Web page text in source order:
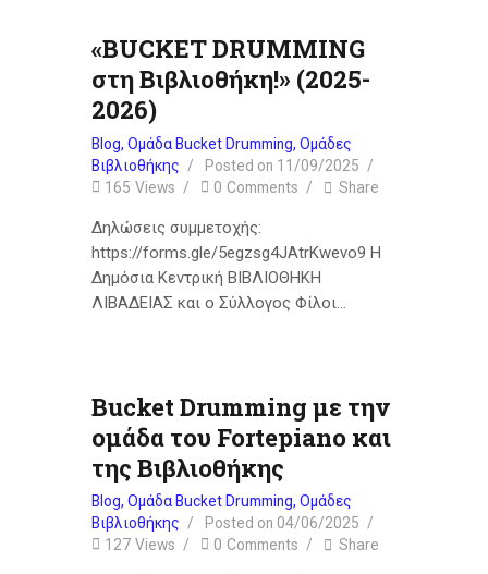
«BUCKET DRUMMING
στη Βιβλιοθήκη!» (2025-
2026)
Blog, Ομάδα Bucket Drumming, Ομάδες
Βιβλιοθήκης
Posted on 11/09/2025
165 Views 0 Comments Share
Δηλώσεις συμμετοχής:
https://forms.gle/5egzsg4JAtrKwevo9 Η
Δημόσια Κεντρική ΒΙΒΛΙΟΘΗΚΗ
ΛΙΒΑΔΕΙΑΣ και ο Σύλλογος Φίλοι…
Bucket Drumming με την
ομάδα του Fortepiano και
της Βιβλιοθήκης
Blog, Ομάδα Bucket Drumming, Ομάδες
Βιβλιοθήκης
Posted on 04/06/2025
127 Views 0 Comments Share